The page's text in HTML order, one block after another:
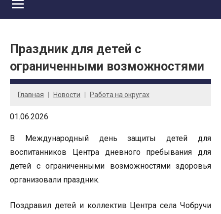
Праздник для детей с
ограниченными возможностями
Главная Новости Работа на округах
01.06.2026
В Международный день защиты детей для
воспитанников Центра дневного пребывания для
детей с ограниченными возможностями здоровья
организовали праздник.
Поздравил детей и коллектив Центра села Чобручи